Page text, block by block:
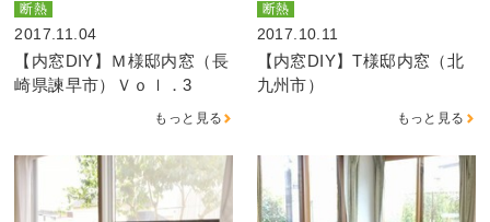
断熱
2017.11.04
【内窓DIY】Ｍ様邸内窓（長
崎県諫早市）Ｖｏｌ．3
もっと見る
断熱
2017.10.11
【内窓DIY】T様邸内窓（北
九州市）
もっと見る